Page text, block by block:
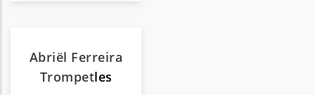
Abriël Ferreira
Trompetles